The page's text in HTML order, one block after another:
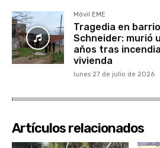
Móvil EME
Tragedia en barrio
Schneider: murió
años tras
vivienda
lunes 27 de julio de 2026
Artículos relacionados